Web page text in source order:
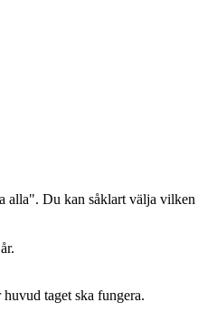
Du kan såklart välja
taget ska fungera.